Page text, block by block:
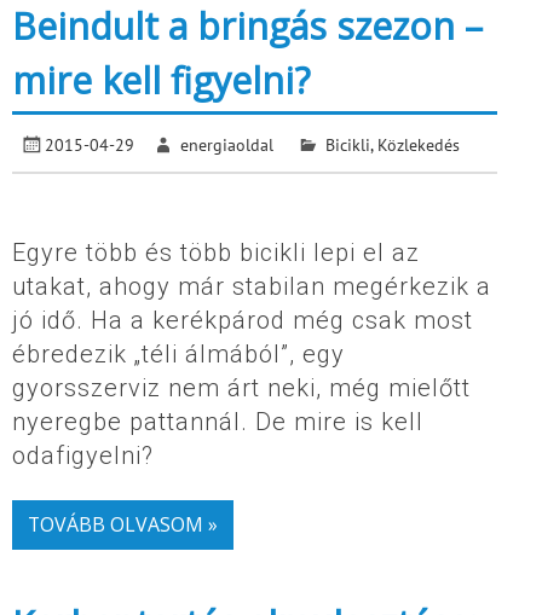
Beindult a bringás szezon –
mire kell figyelni?
2015-04-29 energiaoldal Bicikli, Közlekedés
Egyre több és több bicikli lepi el az
utakat, ahogy már stabilan megérkezik a
jó idő. Ha a kerékpárod még csak most
ébredezik „téli álmából”, egy
gyorsszerviz nem árt neki, még mielőtt
nyeregbe pattannál. De mire is kell
odafigyelni?
TOVÁBB OLVASOM »